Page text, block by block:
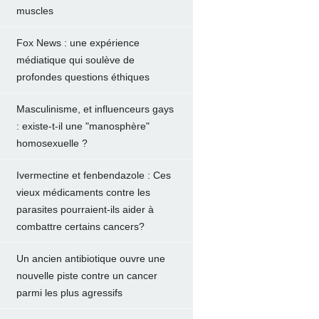
muscles
Fox News : une expérience
médiatique qui soulève de
profondes questions éthiques
Masculinisme, et influenceurs gays
: existe-t-il une "manosphère"
homosexuelle ?
Ivermectine et fenbendazole : Ces
vieux médicaments contre les
parasites pourraient-ils aider à
combattre certains cancers?
Un ancien antibiotique ouvre une
nouvelle piste contre un cancer
parmi les plus agressifs